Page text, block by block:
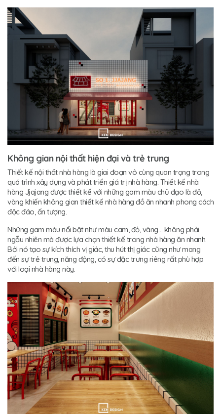
Không gian nội thất hiện đại và trẻ trung
Thiết kế nội thất nhà hàng là giai đoạn vô cùng quan trọng trong
quá trình xây dựng và phát triển giá trị nhà hàng. Thiết kế nhà
hàng Jjajang được thiết kế với những gam màu chủ đạo là đỏ,
vàng khiến không gian thiết kế nhà hàng đồ ăn nhanh phong cách
độc đáo, ấn tượng.
Những gam màu nổi bật như màu cam, đỏ, vàng… không phải
ngẫu nhiên mà được lựa chọn thiết kế trong nhà hàng ăn nhanh.
Bởi nó tạo sự kích thích vị giác, thu hút thị giác cũng như mang
đến sự trẻ trung, năng động, có sự đặc trưng riêng rất phù hợp
với loại nhà hàng này.